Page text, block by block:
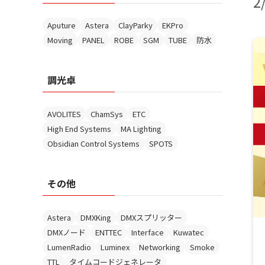
Aputure Astera ClayParky
EKPro
Moving
PANEL ROBE SGM TUBE 防水
調光卓
AVOLITES ChamSys
ETC
High End Systems
MA Lighting
Obsidian Control Systems
SPOTS
その他
Astera DMXKing
DMXスプリッター
DMXノード
ENTTEC Interface
Kuwatec
LumenRadio
Luminex Networking
Smoke
TTL
タイムコードジェネレータ